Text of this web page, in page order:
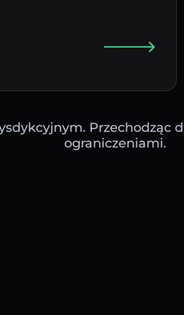
Przechodząc
ograniczeniami.